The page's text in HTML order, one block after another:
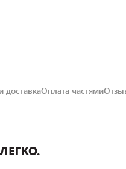
доставкаОплата частями